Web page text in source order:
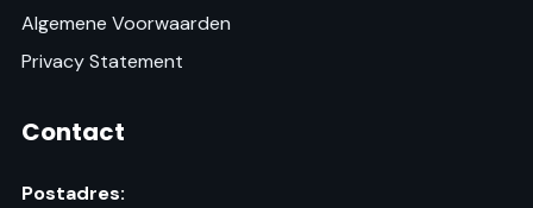
Algemene Voorwaarden
Privacy Statement
Contact
Postadres: